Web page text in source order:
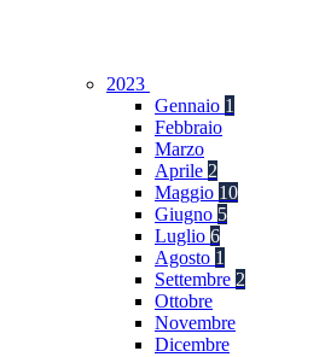
2023
Gennaio 1
Febbraio
Marzo
Aprile 2
Maggio 10
Giugno 5
Luglio 6
Agosto 1
Settembre 2
Ottobre
Novembre
Dicembre